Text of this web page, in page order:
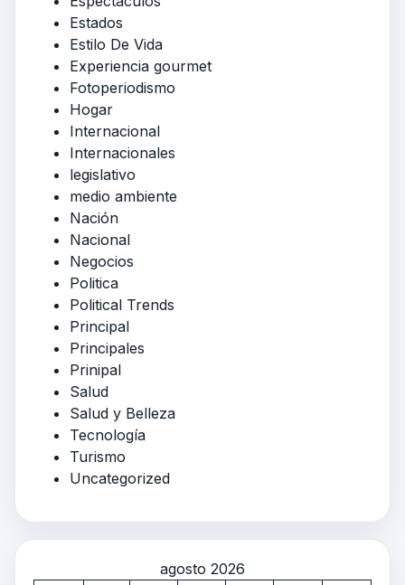
Estados
Estilo De Vida
Experiencia gourmet
Fotoperiodismo
Hogar
Internacional
Internacionales
legislativo
medio ambiente
Nación
Nacional
Negocios
Politica
Political Trends
Principal
Principales
Prinipal
Salud
Salud y Belleza
Tecnología
Turismo
Uncategorized
agosto 2026